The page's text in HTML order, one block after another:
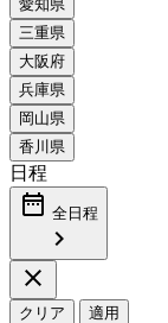
日程
date_range 全日程
chevron_right
close
クリア 適用